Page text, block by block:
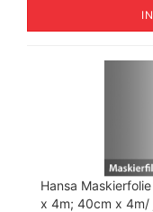
Hansa
x 4m; 40cm x 4m/